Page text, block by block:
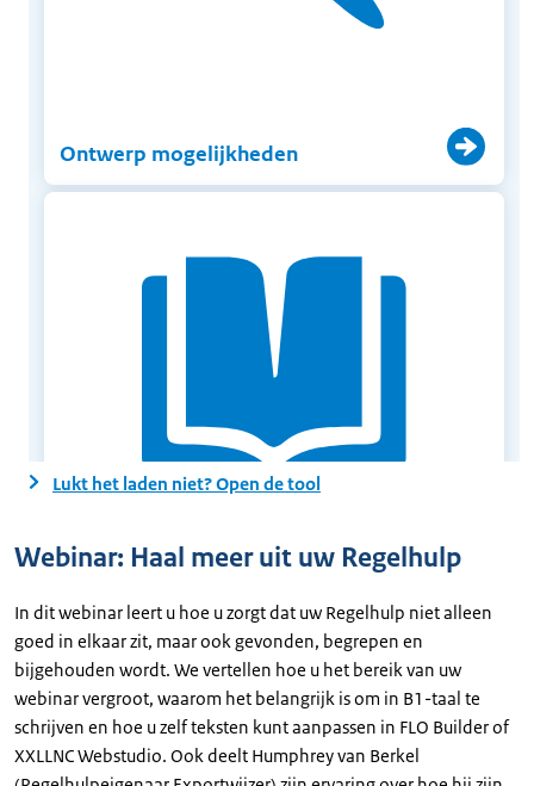
Lukt het laden niet? Open de tool
Webinar: Haal meer uit uw Regelhulp
In dit webinar leert u hoe u zorgt dat uw Regelhulp niet alleen
goed in elkaar zit, maar ook gevonden, begrepen en
bijgehouden wordt. We vertellen hoe u het bereik van uw
webinar vergroot, waarom het belangrijk is om in B1-taal te
schrijven en hoe u zelf teksten kunt aanpassen in FLO Builder of
XXLLNC Webstudio. Ook deelt Humphrey van Berkel